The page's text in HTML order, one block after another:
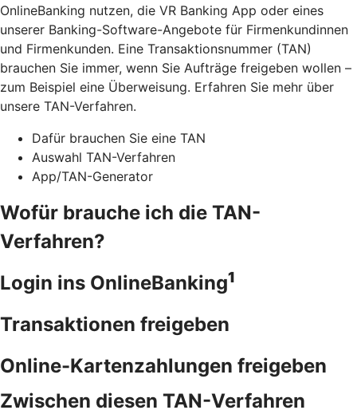
OnlineBanking nutzen, die VR Banking App oder eines
unserer Banking-Software-Angebote für Firmenkundinnen
und Firmenkunden. Eine Transaktionsnummer (TAN)
brauchen Sie immer, wenn Sie Aufträge freigeben wollen –
zum Beispiel eine Überweisung. Erfahren Sie mehr über
unsere TAN-Verfahren.
Dafür brauchen Sie eine TAN
Auswahl TAN-Verfahren
App/TAN-Generator
Wofür brauche ich die TAN-
Verfahren?
Login ins OnlineBanking1
Transaktionen freigeben
Online-Kartenzahlungen freigeben
Zwischen diesen TAN-Verfahren